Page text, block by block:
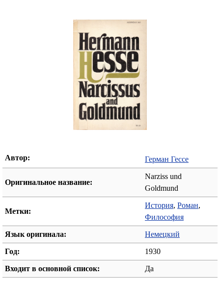
Автор: Герман Гессе
Оригинальное название:
Narziss und
Goldmund
Метки:
История, Роман,
Философия
Язык оригинала: Немецкий
Год: 1930
Входит в основной список: Да